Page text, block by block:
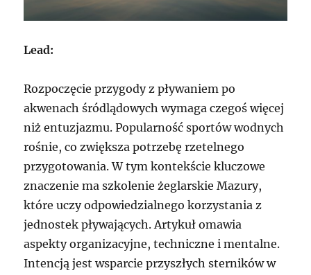
Lead:
Rozpoczęcie przygody z pływaniem po
akwenach śródlądowych wymaga czegoś więcej
niż entuzjazmu. Popularność sportów wodnych
rośnie, co zwiększa potrzebę rzetelnego
przygotowania. W tym kontekście kluczowe
znaczenie ma szkolenie żeglarskie Mazury,
które uczy odpowiedzialnego korzystania z
jednostek pływających. Artykuł omawia
aspekty organizacyjne, techniczne i mentalne.
Intencją jest wsparcie przyszłych sterników w